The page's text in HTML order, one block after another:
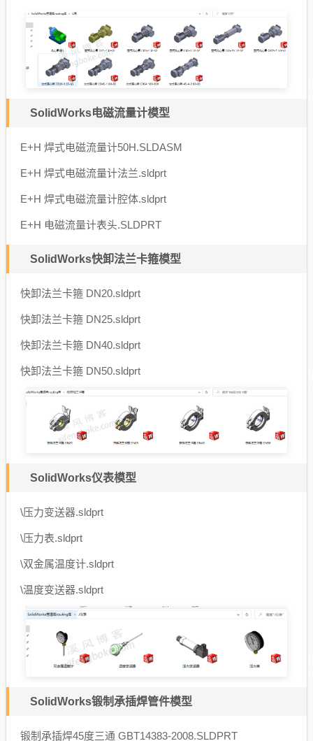
SolidWorks电磁流量计模型
E+H 焊式电磁流量计50H.SLDASM
E+H 焊式电磁流量计法兰.sldprt
E+H 焊式电磁流量计腔体.sldprt
E+H 电磁流量计表头.SLDPRT
SolidWorks快卸法兰卡箍模型
快卸法兰卡箍 DN20.sldprt
快卸法兰卡箍 DN25.sldprt
快卸法兰卡箍 DN40.sldprt
快卸法兰卡箍 DN50.sldprt
SolidWorks仪表模型
\压力变送器.sldprt
\压力表.sldprt
\双金属温度计.sldprt
\温度变送器.sldprt
SolidWorks锻制承插焊管件模型
锻制承插焊45度三通 GBT14383-2008.SLDPRT